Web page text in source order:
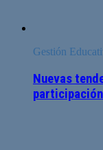
Gestión
Nuevas